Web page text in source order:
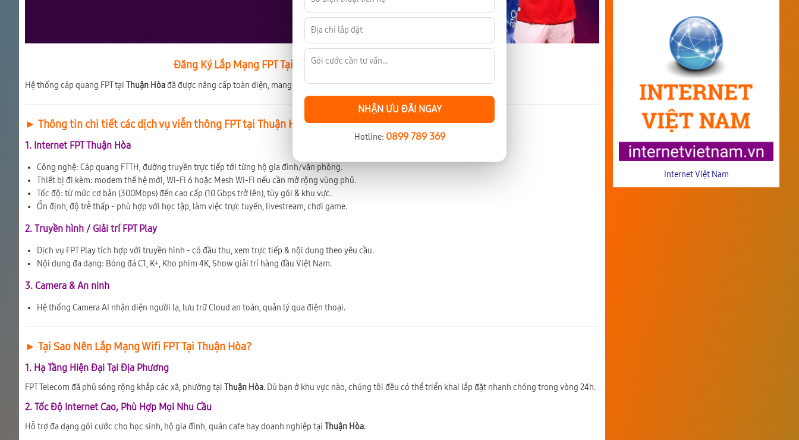
Đăng Ký Lắp Mạng FPT Tại Thuận Hòa – Tốc Độ Cao, Ổn Định
Hệ thống cáp quang FPT tại Thuận Hòađã được nâng cấp toàn diện, mang đến trải nghiệm Internet nhanh chóng.
► Thông tin chi tiết các dịch vụ viễn thông FPT tại Thuận Hòa
1. Internet FPT Thuận Hòa
Công nghệ: Cáp quang FTTH, đường truyền trực tiếp tới từng hộ gia đình/văn phòng.
Thiết bị đi kèm: modem thế hệ mới, Wi-Fi 6 hoặc Mesh Wi-Fi nếu cần mở rộng vùng phủ.
Tốc độ: từ mức cơ bản (300Mbps) đến cao cấp (10 Gbps trở lên), tùy gói & khu vực.
Ổn định, độ trễ thấp - phù hợp với học tập, làm việc trực tuyến, livestream, chơi game.
2. Truyền hình / Giải trí FPT Play
Dịch vụ FPT Play tích hợp với truyền hình - có đầu thu, xem trực tiếp & nội dung theo yêu cầu.
Nội dung đa dạng: Bóng đá C1, K+, Kho phim 4K, Show giải trí hàng đầu Việt Nam.
3. Camera & An ninh
Hệ thống Camera AI nhận diện người lạ, lưu trữ Cloud an toàn, quản lý qua điện thoại.
► Tại Sao Nên Lắp Mạng Wifi FPT Tại Thuận Hòa?
1. Hạ Tầng Hiện Đại Tại Địa Phương
FPT Telecom đã phủ sóng rộng khắp các xã, phường tại Thuận Hòa. Dù bạn ở khu vực nào, chúng tôi đều có thể triển khai lắp đặt nhanh chóng trong vòng 24h.
2. Tốc Độ Internet Cao, Phù Hợp Mọi Nhu Cầu
Hỗ trợ đa dạng gói cước cho học sinh, hộ gia đình, quán cafe hay doanh nghiệp tại Thuận Hòa.
Internet Việt Nam
NHẬN ƯU ĐÃI NGAY
Hotline: 0899 789 369